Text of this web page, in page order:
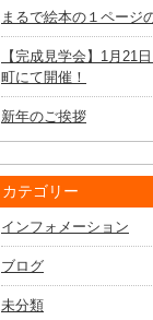
まるで絵本の１ページ
【完成見学会】1月21
町にて開催！
新年のご挨拶
カテゴリー
インフォメーション
ブログ
未分類